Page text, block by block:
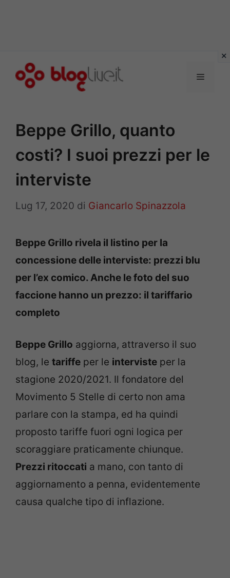
Menu
Beppe Grillo, quanto
costi? I suoi prezzi per le
interviste
Lug 17, 2020 di Giancarlo Spinazzola
Beppe Grillo rivela il listino per la
concessione delle interviste: prezzi blu
per l’ex comico. Anche le foto del suo
faccione hanno un prezzo: il tariffario
completo
Beppe Grillo aggiorna, attraverso il suo
blog, le tariffe per le interviste per la
stagione 2020/2021. Il fondatore del
Movimento 5 Stelle di certo non ama
parlare con la stampa, ed ha quindi
proposto tariffe fuori ogni logica per
scoraggiare praticamente chiunque.
Prezzi ritoccati a mano, con tanto di
aggiornamento a penna, evidentemente
causa qualche tipo di inflazione.